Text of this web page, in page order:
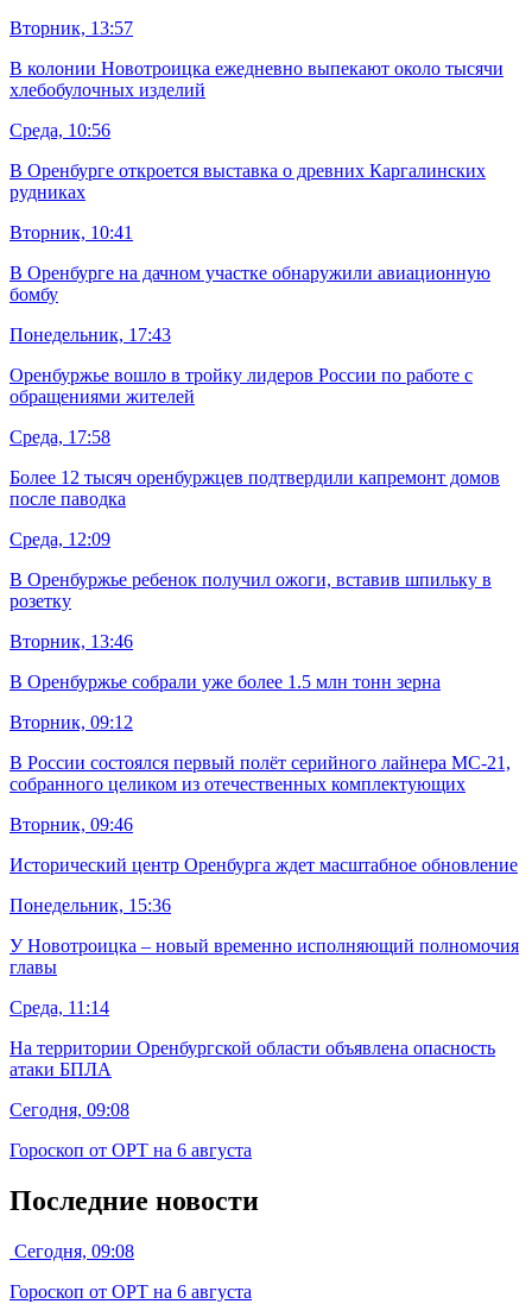
Вторник, 13:57
В колонии Новотроицка ежедневно выпекают около тысячи
хлебобулочных изделий
Среда, 10:56
В Оренбурге откроется выставка о древних Каргалинских
рудниках
Вторник, 10:41
В Оренбурге на дачном участке обнаружили авиационную
бомбу
Понедельник, 17:43
Оренбуржье вошло в тройку лидеров России по работе с
обращениями жителей
Среда, 17:58
Более 12 тысяч оренбуржцев подтвердили капремонт домов
после паводка
Среда, 12:09
В Оренбуржье ребенок получил ожоги, вставив шпильку в
розетку
Вторник, 13:46
В Оренбуржье собрали уже более 1.5 млн тонн зерна
Вторник, 09:12
В России состоялся первый полёт серийного лайнера МС-21,
собранного целиком из отечественных комплектующих
Вторник, 09:46
Исторический центр Оренбурга ждет масштабное обновление
Понедельник, 15:36
У Новотроицка – новый временно исполняющий полномочия
главы
Среда, 11:14
На территории Оренбургской области объявлена опасность
атаки БПЛА
Сегодня, 09:08
Гороскоп от ОРТ на 6 августа
Последние новости
Сегодня, 09:08
Гороскоп от ОРТ на 6 августа